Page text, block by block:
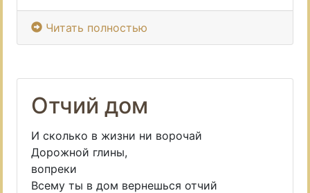
Читать полностью
Отчий дом
И сколько в жизни ни ворочай
Дорожной глины,
вопреки
Всему ты в дом вернешься отчий